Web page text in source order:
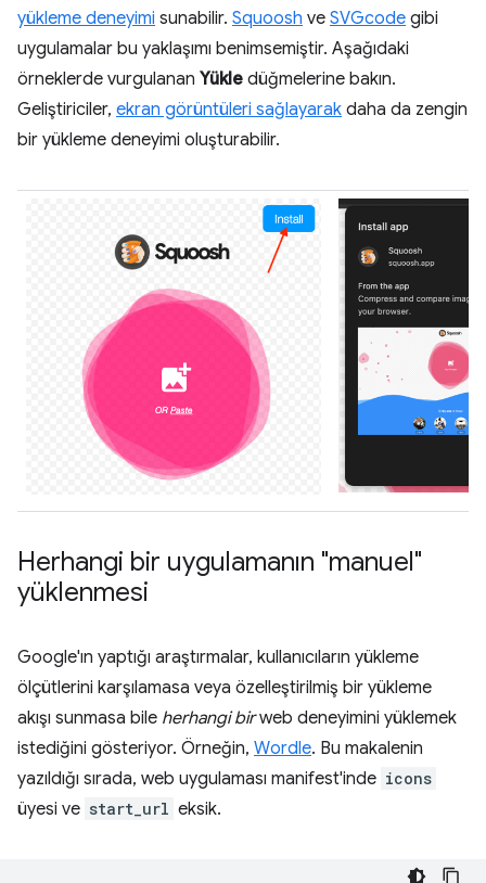
yükleme deneyimi sunabilir. Squoosh ve SVGcode gibi
uygulamalar bu yaklaşımı benimsemiştir. Aşağıdaki
örneklerde vurgulanan Yükle düğmelerine bakın.
Geliştiriciler, ekran görüntüleri sağlayarak daha da zengin
bir yükleme deneyimi oluşturabilir.
Herhangi bir uygulamanın "manuel"
yüklenmesi
Google'ın yaptığı araştırmalar, kullanıcıların yükleme
ölçütlerini karşılamasa veya özelleştirilmiş bir yükleme
akışı sunmasa bile herhangi birweb deneyimini yüklemek
istediğini gösteriyor. Örneğin, Wordle. Bu makalenin
yazıldığı sırada, web uygulaması manifest'inde icons
üyesi ve start_url eksik.